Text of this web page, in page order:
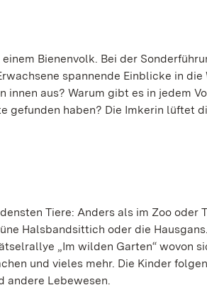
Bienenvolk. Bei der
spannende Einblicke in
innen aus? Warum gibt es in jedem
gefunden haben? Die Imkerin lüftet
Tiere: Anders als im Zoo oder
Halsbandsittich oder die
„Im wilden Garten“ wovon
und vieles mehr. Die Kinder
andere Lebewesen.